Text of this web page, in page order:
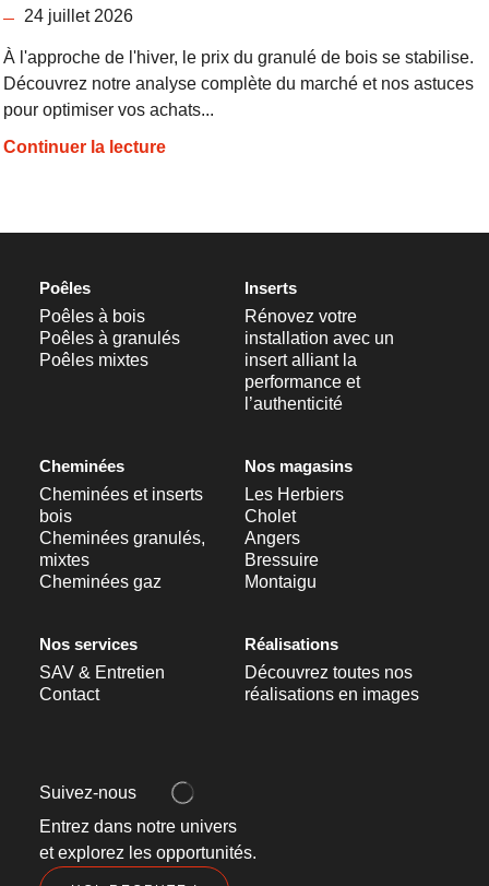
24 juillet 2026
À l'approche de l'hiver, le prix du granulé de bois se stabilise.
Découvrez notre analyse complète du marché et nos astuces
pour optimiser vos achats...
Continuer la lecture
Poêles
Poêles à bois
Poêles à granulés
Poêles mixtes
Inserts
Rénovez votre
installation avec un
insert alliant la
performance et
l’authenticité
Cheminées
Cheminées et inserts
bois
Cheminées granulés,
mixtes
Cheminées gaz
Nos magasins
Les Herbiers
Cholet
Angers
Bressuire
Montaigu
Nos services
SAV & Entretien
Contact
Réalisations
Découvrez toutes nos
réalisations en images
Suivez-nous
Entrez dans notre univers
et explorez les opportunités.